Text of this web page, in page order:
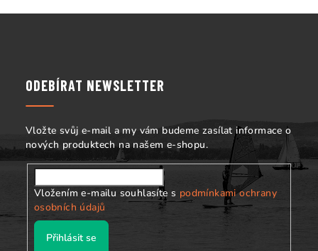
ý
ODEBÍRAT NEWSLETTER
Vložte svůj e-mail a my vám budeme zasílat informace o
nových produktech na našem e-shopu.
Vložením e-mailu souhlasíte s podmínkami ochrany
osobních údajů
Přihlásit se